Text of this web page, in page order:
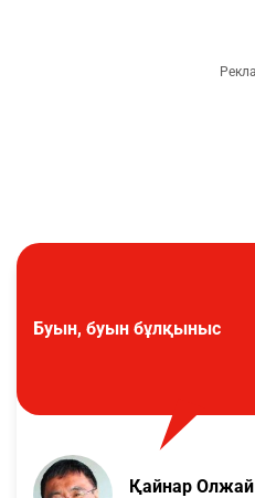
Буын, буын бұлқыныс
Қайнар Олжай